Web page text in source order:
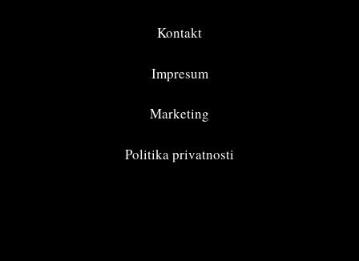
Kontakt
Impresum
Marketing
Politika privatnosti